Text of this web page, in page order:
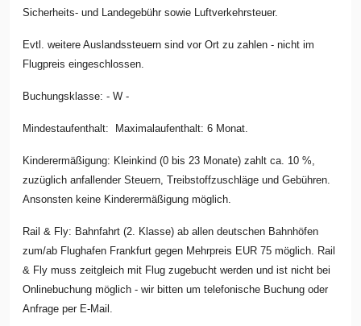
Sicherheits- und Landegebühr sowie Luftverkehrsteuer.
Evtl. weitere Auslandssteuern sind vor Ort zu zahlen - nicht im
Flugpreis eingeschlossen.
Buchungsklasse: - W -
Mindestaufenthalt: Maximalaufenthalt: 6 Monat.
Kinderermäßigung: Kleinkind (0 bis 23 Monate) zahlt ca. 10 %,
zuzüglich anfallender Steuern, Treibstoffzuschläge und Gebühren.
Ansonsten keine Kinderermäßigung möglich.
Rail & Fly: Bahnfahrt (2. Klasse) ab allen deutschen Bahnhöfen
zum/ab Flughafen Frankfurt gegen Mehrpreis EUR 75 möglich. Rail
& Fly muss zeitgleich mit Flug zugebucht werden und ist nicht bei
Onlinebuchung möglich - wir bitten um telefonische Buchung oder
Anfrage per E-Mail.